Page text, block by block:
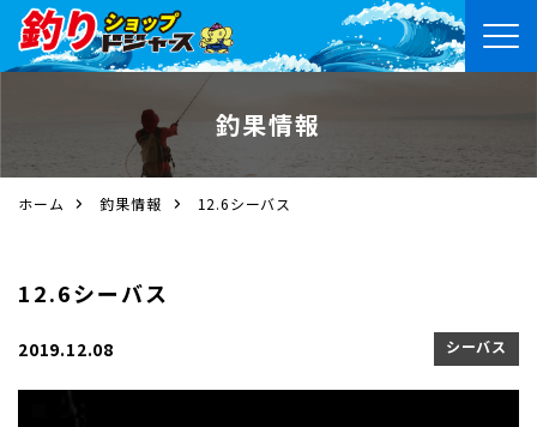
釣果情報
ホーム 釣果情報 12.6シーバス
12.6シーバス
2019.12.08 シーバス